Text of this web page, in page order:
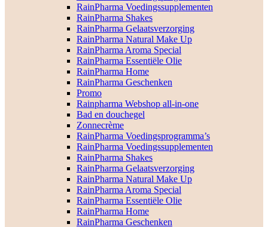
RainPharma Voedingssupplementen
RainPharma Shakes
RainPharma Gelaatsverzorging
RainPharma Natural Make Up
RainPharma Aroma Special
RainPharma Essentiële Olie
RainPharma Home
RainPharma Geschenken
Promo
Rainpharma Webshop all-in-one
Bad en douchegel
Zonnecrème
RainPharma Voedingsprogramma’s
RainPharma Voedingssupplementen
RainPharma Shakes
RainPharma Gelaatsverzorging
RainPharma Natural Make Up
RainPharma Aroma Special
RainPharma Essentiële Olie
RainPharma Home
RainPharma Geschenken